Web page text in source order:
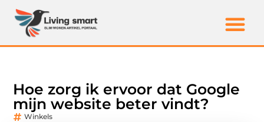
Hoe zorg ik ervoor dat Google
mijn website beter vindt?
Winkels